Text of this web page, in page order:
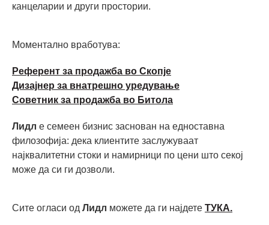
канцеларии и други простории.
Моментално вработува:
Референт за продажба во Скопје
Дизајнер за внатрешно уредување
Советник за продажба во Битола
Лидл е семеен бизнис заснован на едноставна
филозофија: дека клиентите заслужуваат
најквалитетни стоки и намирници по цени што секој
може да си ги дозволи.
Сите огласи од Лидл можете да ги најдете ТУКА.